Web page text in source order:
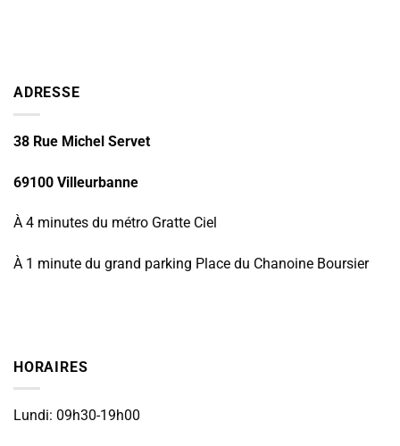
ADRESSE
38 Rue Michel Servet
69100 Villeurbanne
À 4 minutes du métro Gratte Ciel
À 1 minute du grand parking Place du Chanoine Boursier
HORAIRES
Lundi: 09h30-19h00